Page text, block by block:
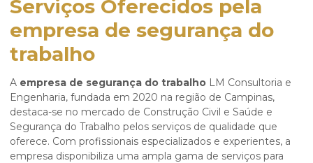
Serviços Oferecidos pela
empresa de segurança do
trabalho
A empresa de segurança do trabalho LM Consultoria e
Engenharia, fundada em 2020 na região de Campinas,
destaca-se no mercado de Construção Civil e Saúde e
Segurança do Trabalho pelos serviços de qualidade que
oferece. Com profissionais especializados e experientes, a
empresa disponibiliza uma ampla gama de serviços para